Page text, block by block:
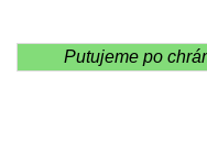
Putujeme po